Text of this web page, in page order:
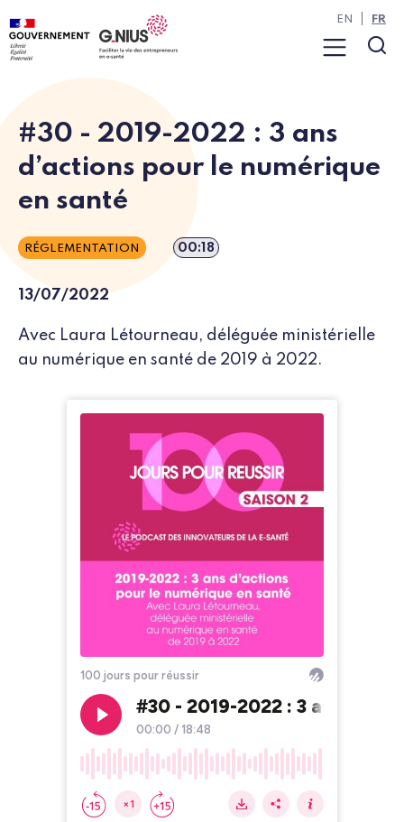
Panneau de gestion des cookies
Aller au contenu
Aller à la navigation
Menu
EN FR
#30 - 2019-2022 : 3 ans
d’actions pour le numérique
en santé
RÉGLEMENTATION Durée de l’épisode
00:18
13/07/2022
Avec Laura Létourneau, déléguée ministérielle
au numérique en santé de 2019 à 2022.